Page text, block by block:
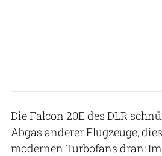
Die Falcon 20E des DLR
Abgas anderer Flugzeuge,
modernen Turbofans dran: